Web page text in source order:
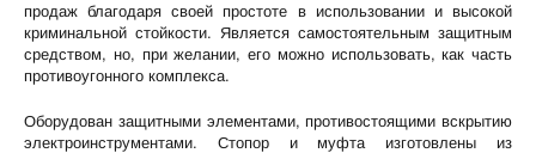
продаж благодаря своей простоте в использовании и высокой
криминальной стойкости. Является самостоятельным защитным
средством, но, при желании, его можно использовать, как часть
противоугонного комплекса.
Оборудован защитными элементами, противостоящими вскрытию
электроинструментами. Стопор и муфта изготовлены из